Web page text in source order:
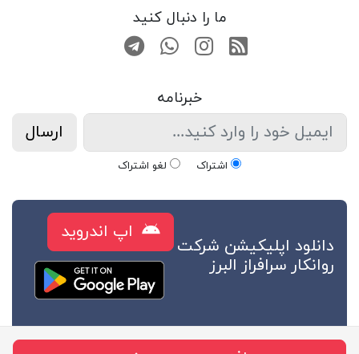
ما را دنبال کنید
RSS صفحه اینستاگرام
تماس با واتس اپ
کانال تلگرام
خبرنامه
ارسال
اشتراک لغو اشتراک
دانلود اپلیکیشن شرکت
روانکار سرافراز البرز
اپ اندروید